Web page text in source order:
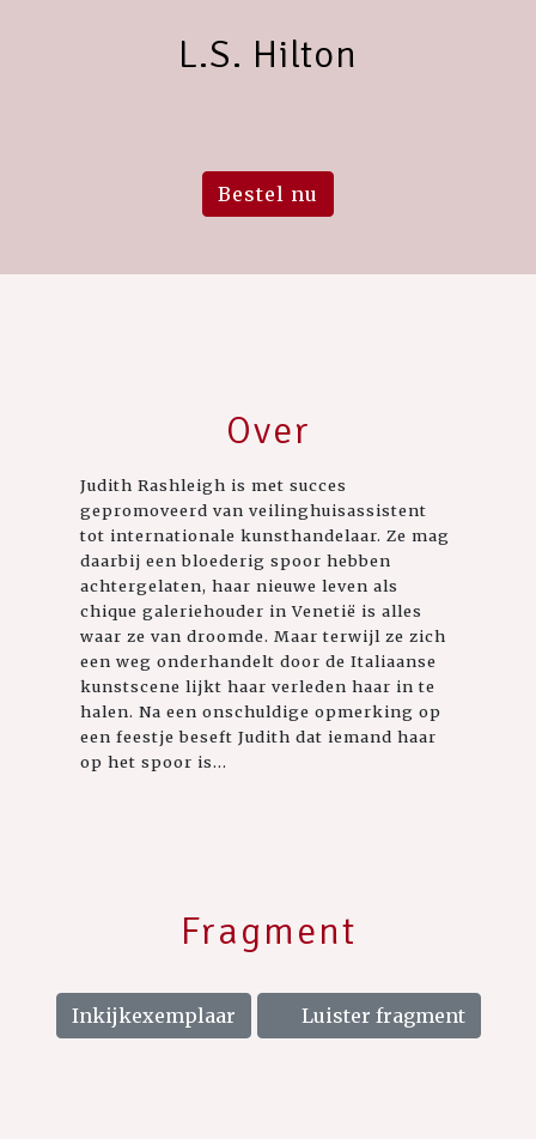
L.S. Hilton
Bestel nu
Over
Judith Rashleigh is met succes
gepromoveerd van veilinghuisassistent
tot internationale kunsthandelaar. Ze mag
daarbij een bloederig spoor hebben
achtergelaten, haar nieuwe leven als
chique galeriehouder in Venetië is alles
waar ze van droomde. Maar terwijl ze zich
een weg onderhandelt door de Italiaanse
kunstscene lijkt haar verleden haar in te
halen. Na een onschuldige opmerking op
een feestje beseft Judith dat iemand haar
op het spoor is...
Fragment
Inkijkexemplaar Luister fragment